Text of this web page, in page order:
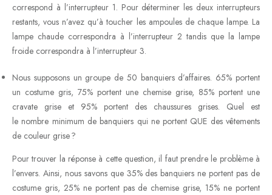
correspond à l’interrupteur 1. Pour déterminer les deux interrupteurs
restants, vous n’avez qu’à toucher les ampoules de chaque lampe. La
lampe chaude correspondra à l’interrupteur 2 tandis que la lampe
froide correspondra à l’interrupteur 3.
Nous supposons un groupe de 50 banquiers d’affaires. 65% portent
un costume gris, 75% portent une chemise grise, 85% portent une
cravate grise et 95% portent des chaussures grises. Quel est
le nombre minimum de banquiers qui ne portent QUE des vêtements
de couleur grise ?
Pour trouver la réponse à cette question, il faut prendre le problème à
l’envers. Ainsi, nous savons que 35% des banquiers ne portent pas de
costume gris, 25% ne portent pas de chemise grise, 15% ne portent